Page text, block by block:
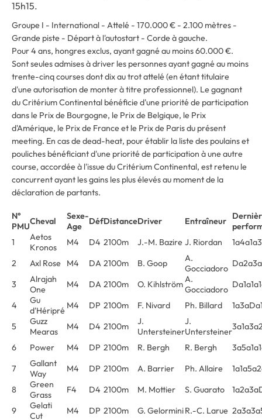
15h15.
Groupe I - International - Attelé - 170.000 € - 2.100 mètres -
Grande piste - Départ à l'autostart - Corde à gauche.
Pour 4 ans, hongres exclus, ayant gagné au moins 60.000 €.
Sont seules admises à driver les personnes ayant gagné au moins
trente-cinq courses dont dix au trot attelé (en étant titulaire
d'une autorisation de monter à titre professionnel). Le gagnant
du Critérium Continental bénéficie d'une priorité de participation
dans le Prix de Bourgogne, le Prix de Belgique, le Prix
d'Amérique, le Prix de France et le Prix de Paris du présent
meeting. En cas de dead-heat, pour établir la liste des poulains et
pouliches bénéficiant d'une priorité de participation à une autre
course, accordée à l'issue du Critérium Continental, est retenu le
concurrent ayant les gains les plus élevés au moment de la
déclaration de partants.
N°
PMUCheval
Sexe-
Age
DéfDistanceDriver Entraîneur
1
Aetos
Kronos
M4 D4 2100m J.-M. Bazire J. Riordan
2
Axl Rose M4 DA 2100m B. Goop
A.
Gocciadoro
3
Alrajah
One
M4 DA 2100m O. KihlströmA.
Gocciadoro
4
Gu
d'Héripré M4 DP 2100m F. Nivard Ph. Billard
5
Guzz
Mearas
M4 D4 2100m
J.
Untersteiner
J.
Untersteiner
6
Power M4 DP 2100m R. Bergh R. Bergh
7
Gallant
Way
M4 DP 2100m A. Barrier Ph. Allaire
8
Green
Grass
F4 D4 2100m M. Mottier S. Guarato
9
Gelati
Cut
M4 DP 2100m G. GelorminiR.-C. Larue